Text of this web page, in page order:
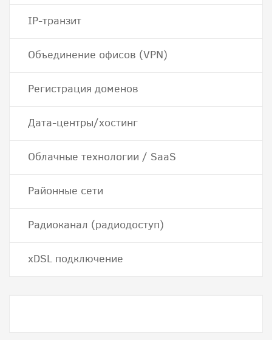
IP-транзит
Объединение офисов (VPN)
Регистрация доменов
Дата-центры/хостинг
Облачные технологии / SaaS
Районные сети
Радиоканал (радиодоступ)
хDSL подключение